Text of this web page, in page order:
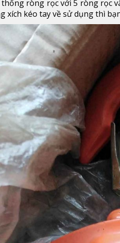
ròng rọc với 5 ròng rọc
xích kéo tay về sử dụng thì